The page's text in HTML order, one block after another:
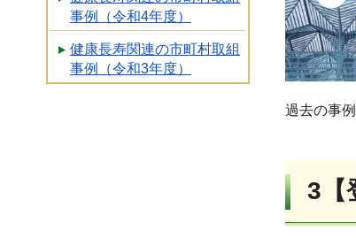
事例（令和4年度）
健康長寿関連の市町村取組
事例（令和3年度）
過去の事
3【